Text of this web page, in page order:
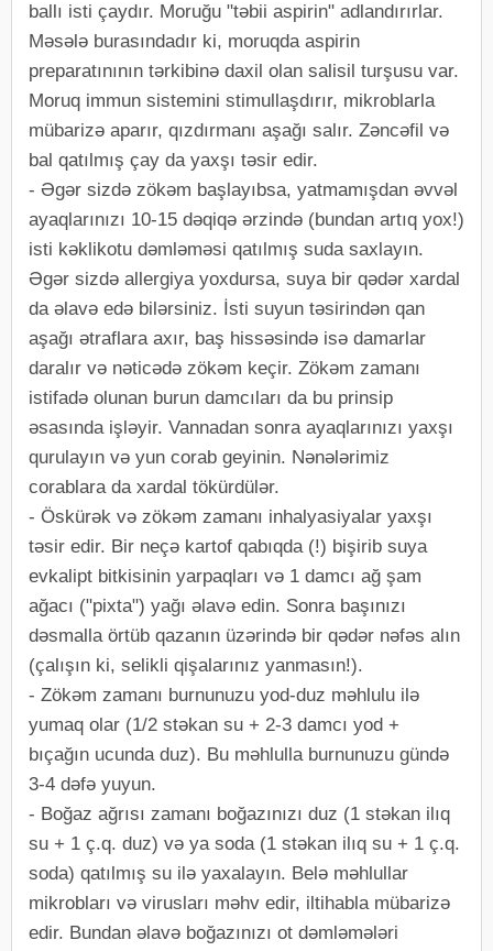
ballı isti çaydır. Moruğu "təbii aspirin" adlandırırlar.
Məsələ burasındadır ki, moruqda aspirin
preparatınının tərkibinə daxil olan salisil turşusu var.
Moruq immun sistemini stimullaşdırır, mikroblarla
mübarizə aparır, qızdırmanı aşağı salır. Zəncəfil və
bal qatılmış çay da yaxşı təsir edir.
- Əgər sizdə zökəm başlayıbsa, yatmamışdan əvvəl
ayaqlarınızı 10-15 dəqiqə ərzində (bundan artıq yox!)
isti kəklikotu dəmləməsi qatılmış suda saxlayın.
Əgər sizdə allergiya yoxdursa, suya bir qədər xardal
da əlavə edə bilərsiniz. İsti suyun təsirindən qan
aşağı ətraflara axır, baş hissəsində isə damarlar
daralır və nəticədə zökəm keçir. Zökəm zamanı
istifadə olunan burun damcıları da bu prinsip
əsasında işləyir. Vannadan sonra ayaqlarınızı yaxşı
qurulayın və yun corab geyinin. Nənələrimiz
corablara da xardal tökürdülər.
- Öskürək və zökəm zamanı inhalyasiyalar yaxşı
təsir edir. Bir neçə kartof qabıqda (!) bişirib suya
evkalipt bitkisinin yarpaqları və 1 damcı ağ şam
ağacı ("pixta") yağı əlavə edin. Sonra başınızı
dəsmalla örtüb qazanın üzərində bir qədər nəfəs alın
(çalışın ki, selikli qişalarınız yanmasın!).
- Zökəm zamanı burnunuzu yod-duz məhlulu ilə
yumaq olar (1/2 stəkan su + 2-3 damcı yod +
bıçağın ucunda duz). Bu məhlulla burnunuzu gündə
3-4 dəfə yuyun.
- Boğaz ağrısı zamanı boğazınızı duz (1 stəkan ilıq
su + 1 ç.q. duz) və ya soda (1 stəkan ilıq su + 1 ç.q.
soda) qatılmış su ilə yaxalayın. Belə məhlullar
mikrobları və virusları məhv edir, iltihabla mübarizə
edir. Bundan əlavə boğazınızı ot dəmləmələri